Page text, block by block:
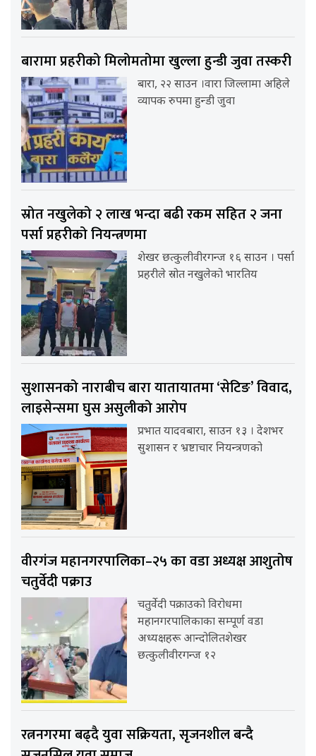
बारामा प्रहरीको मिलोमतोमा खुल्ला हुन्डी जुवा तस्करी
बारा, २२ साउन ।वारा जिल्लामा अहिले
व्यापक रुपमा हुन्डी जुवा
स्रोत नखुलेको २ लाख भन्दा बढी रकम सहित २ जना
पर्सा प्रहरीको नियन्त्रणमा
शेखर छत्कुलीवीरगन्ज १६ साउन । पर्सा
प्रहरीले स्रोत नखुलेको भारतिय
सुशासनको नाराबीच बारा यातायातमा ‘सेटिङ’ विवाद,
लाइसेन्समा घुस असुलीको आरोप
प्रभात यादवबारा, साउन १३ । देशभर
सुशासन र भ्रष्टाचार नियन्त्रणको
वीरगंज महानगरपालिका–२५ का वडा अध्यक्ष आशुतोष
चतुर्वेदी पक्राउ
चतुर्वेदी पक्राउको विरोधमा
महानगरपालिकाका सम्पूर्ण वडा
अध्यक्षहरू आन्दोलितशेखर
छत्कुलीवीरगन्ज १२
रत्ननगरमा बढ्दै युवा सक्रियता, सृजनशील बन्दै